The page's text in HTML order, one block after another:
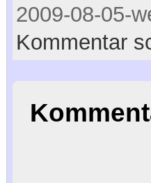
2009-08-05-
Kommentar